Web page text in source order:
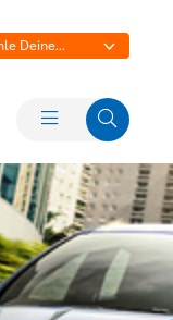
Deine